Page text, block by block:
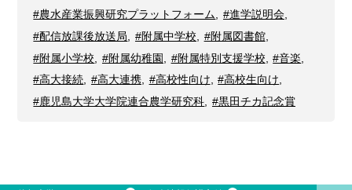
#農水産業振興研究プラットフォーム, #進学説明会,
#配信放課後放送局
#附属中学校 #附属図書館,
#附属小学校
#附属幼稚園 #附属特別支援学校 #音楽
#高大接続, #高大連携, #高校性向け, #高校生向け,
#鹿児島大学大学院連合農学研究科
#黒田チカ記念賞